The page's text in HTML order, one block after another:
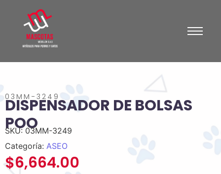
03MM-3249
DISPENSADOR DE BOLSAS
POO
SKU: 03MM-3249
Categoría: ASEO
$6,664.00